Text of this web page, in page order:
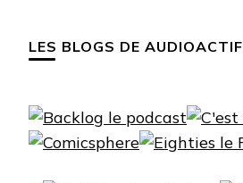
LES BLOGS DE AUDIOACTIF